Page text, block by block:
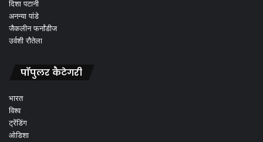
दिशा पटानी
अनन्या पांडे
जैकलीन फर्नांडीज
उर्वशी रौतेला
पॉपुलर कैटेगरी
भारत
विश्व
ट्रेंडिंग
ओडिशा